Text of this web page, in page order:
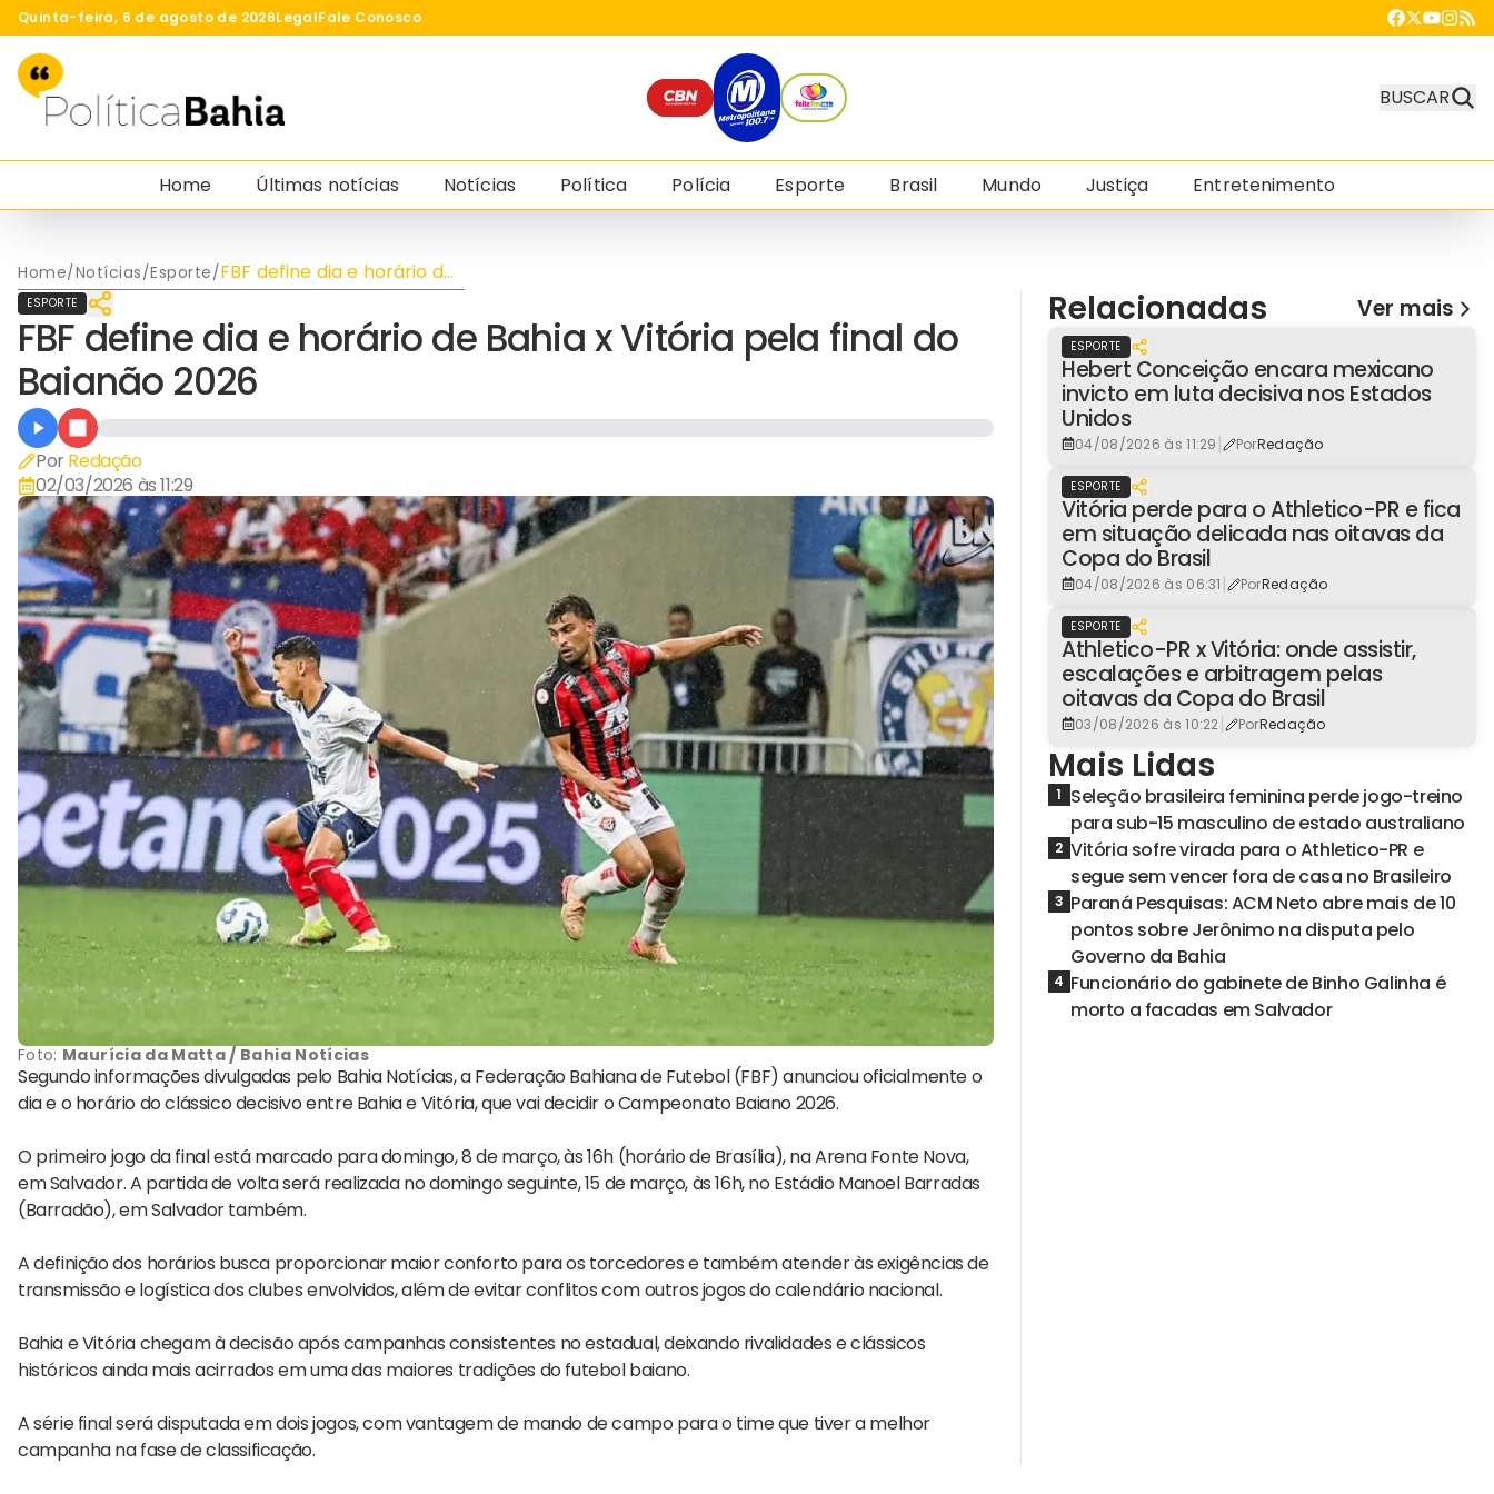
Quinta-feira, 6 de agosto de 2026LegalFale Conosco
BUSCAR
Home Últimas notícias Notícias Política Polícia Esporte Brasil Mundo Justiça Entretenimento
Home/Notícias/Esporte/FBF define dia e horário de
Bahia x Vitória pela final do
ESPORTE
FBF define dia e horário de Bahia x Vitória pela final do
Baianão 2026
Por Redação
02/03/2026 às 11:29
Foto: Maurícia da Matta / Bahia Notícias
Segundo informações divulgadas pelo Bahia Notícias, a Federação Bahiana de Futebol (FBF) anunciou oficialmente o
dia e o horário do clássico decisivo entre Bahia e Vitória, que vai decidir o Campeonato Baiano 2026.
O primeiro jogo da final está marcado para domingo, 8 de março, às 16h (horário de Brasília), na Arena Fonte Nova,
em Salvador. A partida de volta será realizada no domingo seguinte, 15 de março, às 16h, no Estádio Manoel Barradas
(Barradão), em Salvador também.
A definição dos horários busca proporcionar maior conforto para os torcedores e também atender às exigências de
transmissão e logística dos clubes envolvidos, além de evitar conflitos com outros jogos do calendário nacional.
Bahia e Vitória chegam à decisão após campanhas consistentes no estadual, deixando rivalidades e clássicos
históricos ainda mais acirrados em uma das maiores tradições do futebol baiano.
A série final será disputada em dois jogos, com vantagem de mando de campo para o time que tiver a melhor
campanha na fase de classificação.
Relacionadas Ver mais
ESPORTE
Hebert Conceição encara mexicano
invicto em luta decisiva nos Estados
Unidos
04/08/2026 às 11:29 | PorRedação
ESPORTE
Vitória perde para o Athletico-PR e fica
em situação delicada nas oitavas da
Copa do Brasil
04/08/2026 às 06:31 | PorRedação
ESPORTE
Athletico-PR x Vitória: onde assistir,
escalações e arbitragem pelas
oitavas da Copa do Brasil
03/08/2026 às 10:22| PorRedação
Mais Lidas
1 Seleção brasileira feminina perde jogo-treino
para sub-15 masculino de estado australiano
2 Vitória sofre virada para o Athletico-PR e
segue sem vencer fora de casa no Brasileiro
3 Paraná Pesquisas: ACM Neto abre mais de 10
pontos sobre Jerônimo na disputa pelo
Governo da Bahia
4 Funcionário do gabinete de Binho Galinha é
morto a facadas em Salvador